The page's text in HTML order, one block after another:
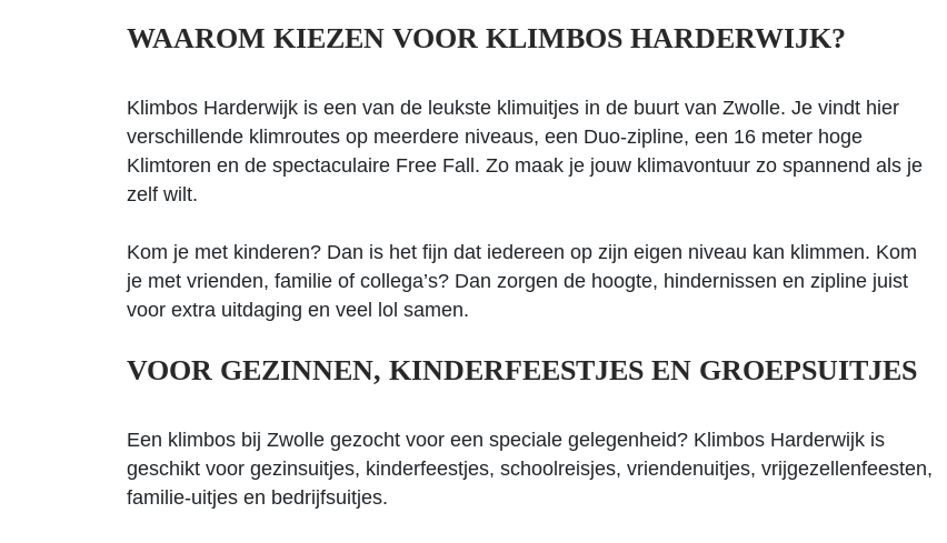
WAAROM KIEZEN VOOR KLIMBOS HARDERWIJK?
Klimbos Harderwijk is een van de leukste klimuitjes in de buurt van Zwolle. Je vindt hier
verschillende klimroutes op meerdere niveaus, een Duo-zipline, een 16 meter hoge
Klimtoren en de spectaculaire Free Fall. Zo maak je jouw klimavontuur zo spannend als je
zelf wilt.
Kom je met kinderen? Dan is het fijn dat iedereen op zijn eigen niveau kan klimmen. Kom
je met vrienden, familie of collega’s? Dan zorgen de hoogte, hindernissen en zipline juist
voor extra uitdaging en veel lol samen.
VOOR GEZINNEN, KINDERFEESTJES EN GROEPSUITJES
Een klimbos bij Zwolle gezocht voor een speciale gelegenheid? Klimbos Harderwijk is
geschikt voor gezinsuitjes, kinderfeestjes, schoolreisjes, vriendenuitjes, vrijgezellenfeesten,
familie-uitjes en bedrijfsuitjes.